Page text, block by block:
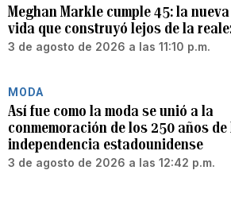
Meghan Markle cumple 45: la nueva
vida que construyó lejos de la
3 de agosto de 2026 a las 11:10 p.m.
MODA
Así fue como la moda se unió a la
conmemoración de los 250 años de
independencia estadounidense
3 de agosto de 2026 a las 12:42 p.m.